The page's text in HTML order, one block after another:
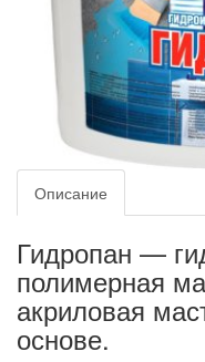
Описание
Гидропан —
полимерная
акриловая
основе.